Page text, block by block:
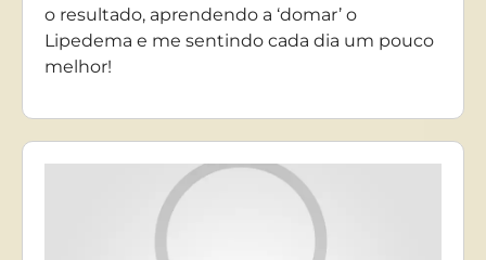
o resultado, aprendendo a ‘domar’ o
Lipedema e me sentindo cada dia um pouco
melhor!